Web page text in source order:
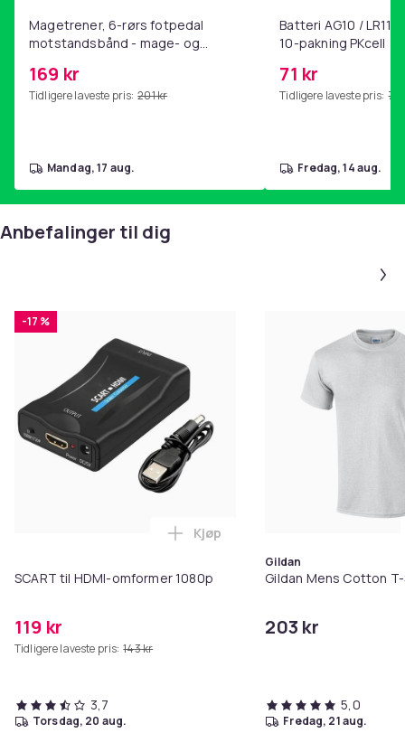
Magetrener, 6-rørs fotpedal
motstandsbånd - mage- og
hjemmegymnastikk Pink
169 kr
Tidligere laveste pris: 201 kr
mandag, 17 aug.
Batteri AG10 /
10-pakning PKcell
71 kr
Tidligere laveste pris: 76
fredag, 14 aug.
Anbefalinger til dig
-17 %
SCART til HDMI-omformer 1080p
119 kr
Tidligere laveste pris: 143 kr
Legg SCART til HDMI-omformer
Kjøp
3,7
torsdag, 20 aug.
Gildan
Gildan Mens Cotton
203 kr
5,0
fredag, 21 aug.